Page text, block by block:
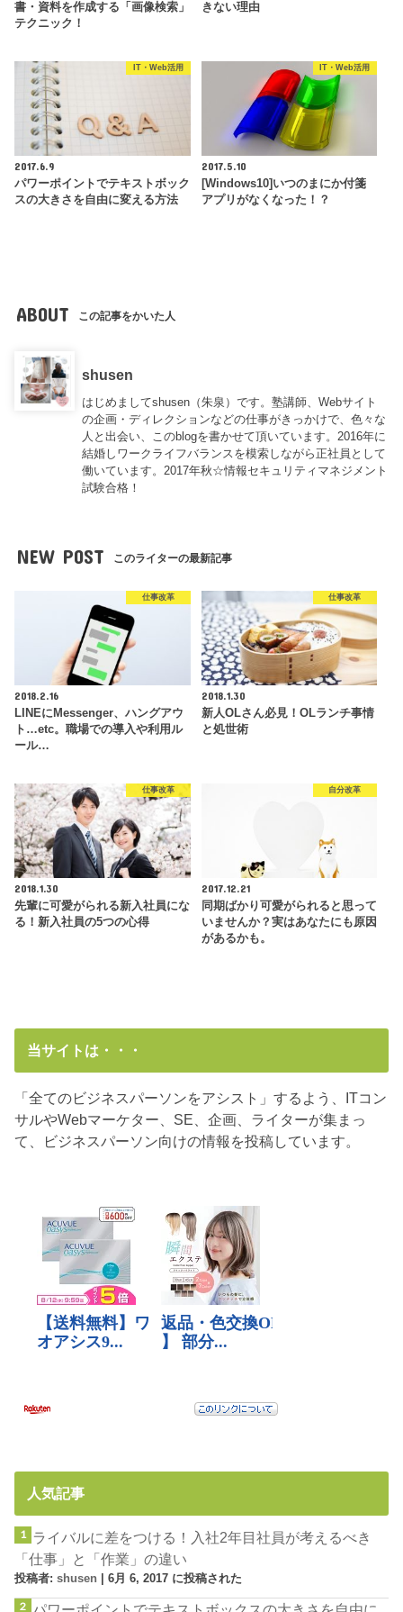
書・資料を作成する「画像検索」
テクニック！
きない理由
IT・Web活用
2017.6.9
パワーポイントでテキストボック
スの大きさを自由に変える方法
IT・Web活用
2017.5.10
[Windows10]いつのまにか付箋
アプリがなくなった！？
ABOUT この記事をかいた人
shusen
はじめましてshusen（朱泉）です。塾講師、Webサイト
の企画・ディレクションなどの仕事がきっかけで、色々な
人と出会い、このblogを書かせて頂いています。2016年に
結婚しワークライフバランスを模索しながら正社員として
働いています。2017年秋☆情報セキュリティマネジメント
試験合格！
NEW POST このライターの最新記事
仕事改革
2018.2.16
LINEにMessenger、ハングアウ
ト…etc。職場での導入や利用ル
ール…
仕事改革
2018.1.30
新人OLさん必見！OLランチ事情
と処世術
仕事改革
2018.1.30
先輩に可愛がられる新入社員にな
る！新入社員の5つの心得
自分改革
2017.12.21
同期ばかり可愛がられると思って
いませんか？実はあなたにも原因
があるかも。
当サイトは・・・
「全てのビジネスパーソンをアシスト」するよう、ITコン
サルやWebマーケター、SE、企画、ライターが集まっ
て、ビジネスパーソン向けの情報を投稿しています。
人気記事
ライバルに差をつける！入社2年目社員が考えるべき
「仕事」と「作業」の違い
投稿者:shusen |6月 6, 2017 に投稿された